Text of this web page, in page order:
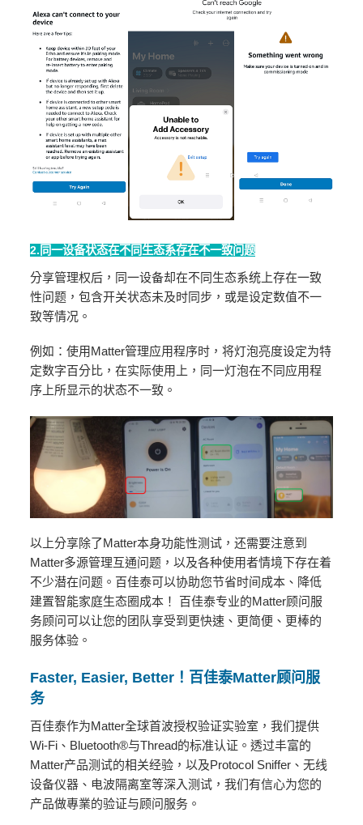
2.同一设备状态在不同生态系存在不一致问题
分享管理权后，同一设备却在不同生态系统上存在一致
性问题，包含开关状态未及时同步，或是设定数值不一
致等情况。
例如：使用Matter管理应用程序时，将灯泡亮度设定为特
定数字百分比，在实际使用上，同一灯泡在不同应用程
序上所显示的状态不一致。
以上分享除了Matter本身功能性测试，还需要注意到
Matter多源管理互通问题，以及各种使用者情境下存在着
不少潜在问题。百佳泰可以协助您节省时间成本、降低
建置智能家庭生态圈成本！ 百佳泰专业的Matter顾问服
务顾问可以让您的团队享受到更快速、更简便、更棒的
服务体验。
Faster, Easier, Better ！百佳泰Matter顾问服
务
百佳泰作为Matter全球首波授权验证实验室，我们提供
Wi-Fi、Bluetooth®与Thread的标准认证。透过丰富的
Matter产品测试的相关经验，以及Protocol Sniffer、无线
设备仪器、电波隔离室等深入测试，我们有信心为您的
产品做專業的验证与顾问服务。